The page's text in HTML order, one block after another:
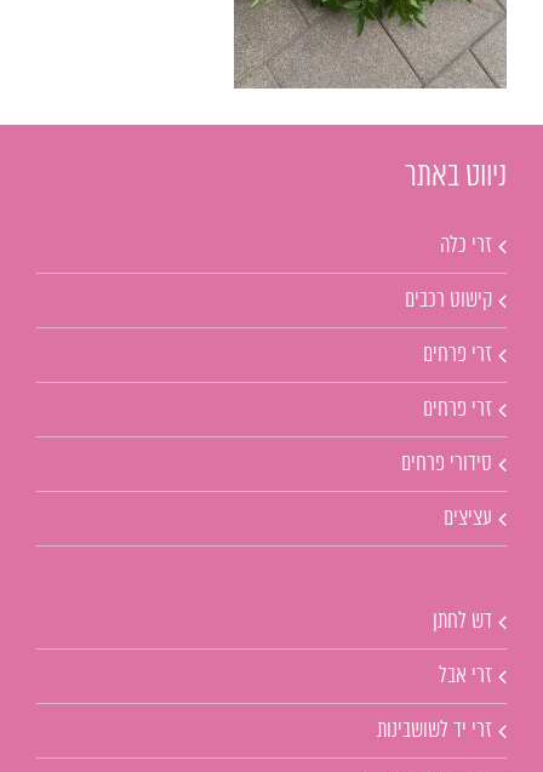
ניווט באתר
זרי כלה
קישוט רכבים
זרי פרחים
זרי פרחים
סידורי פרחים
עציצים
דש לחתן
זרי אבל
זרי יד לשושבינות